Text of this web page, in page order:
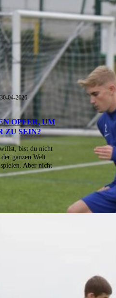
04-2026
OPFER, UM E
SEIN?
bist du nicht
ganzen Welt
Aber nicht